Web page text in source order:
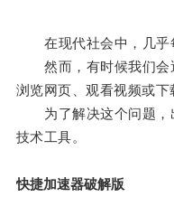
在现代社会中，几乎
然而，有时候我们会
浏览网页、观看视频或下
为了解决这个问题，
技术工具。
快捷加速器破解版